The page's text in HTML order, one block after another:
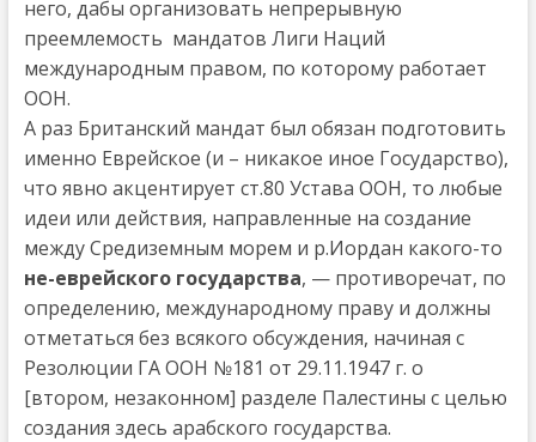
него, дабы организовать непрерывную
преемлемость мандатов Лиги Наций
международным правом, по которому работает
ООН.
А раз Британский мандат был обязан подготовить
именно Еврейское (и – никакое иное Государство),
что явно акцентирует ст.80 Устава ООН, то любые
идеи или действия, направленные на создание
между Средиземным морем и р.Иордан какого-то
не-еврейского государства, — противоречат, по
определению, международному праву и должны
отметаться без всякого обсуждения, начиная с
Резолюции ГА ООН №181 от 29.11.1947 г. о
[втором, незаконном] разделе Палестины с целью
создания здесь арабского государства.